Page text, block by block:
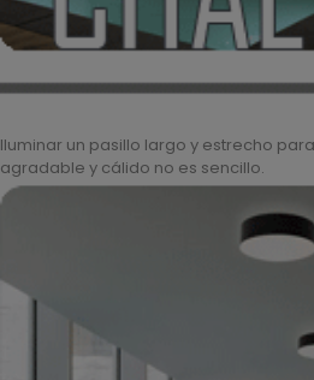
Iluminar un pasillo largo y estrecho
agradable y cálido no es sencillo.